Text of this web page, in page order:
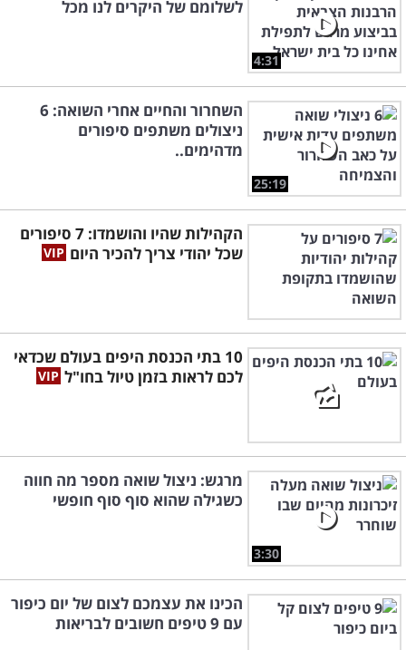
4:31
לשלומם של היקרים לנו מכל
25:19
השחרור והחיים אחרי השואה: 6
ניצולים משתפים סיפורים
מדהימים..
הקהילות שהיו והושמדו: 7 סיפורים
שכל יהודי צריך להכיר היום
10 בתי הכנסת היפים בעולם שכדאי
לכם לראות בזמן טיול בחו"ל
3:30
מרגש: ניצול שואה מספר מה חווה
כשגילה שהוא סוף סוף חופשי
הכינו את עצמכם לצום של יום כיפור
עם 9 טיפים חשובים לבריאות